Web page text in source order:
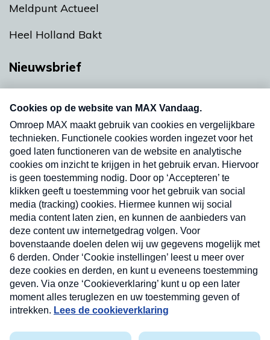
Meldpunt Actueel
Heel Holland Bakt
Nieuwsbrief
nieuwsbrief. Elke vrijdag- en dinsdagochtend in
uw mailbox.
Verzend
Nieuwsbrief
Neem hier een gratis abonnement op onze
nieuwsbrief. Elke vrijdag- en dinsdagochtend in uw